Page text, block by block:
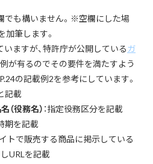
でも構いません。※空欄にした場
加筆します。
いますが、特許庁が公開しているガ
が有るのでその要件を満たすよう
の記載例2を参考にしています。
記載
（役務名） ：指定役務区分を記載
期を記載
イトで販売する商品に掲示している
URLを記載